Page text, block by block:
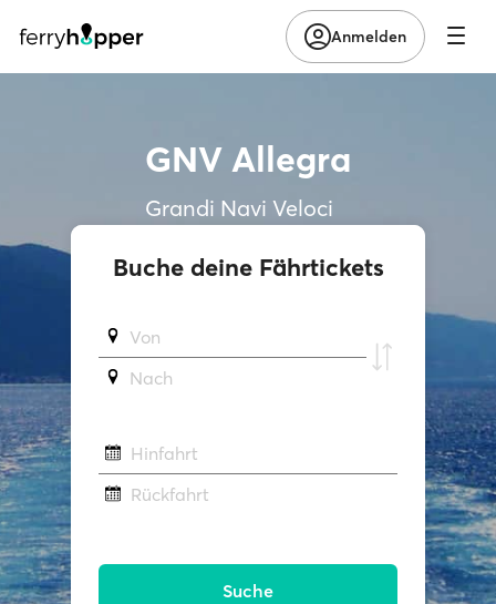
Anmelden
GNV Allegra
Grandi Navi Veloci
Buche deine Fährtickets
Von
Νach
Hinfahrt
Rückfahrt
Suche